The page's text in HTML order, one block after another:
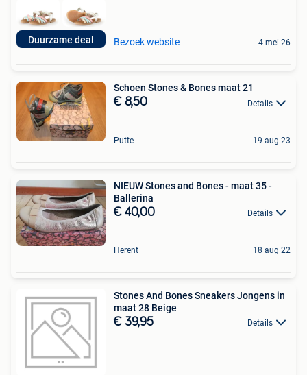
Duurzame deal Bezoek website 4 mei 26
Schoen Stones & Bones maat 21
€ 8,50 Details
Putte 19 aug 23
NIEUW Stones and Bones - maat 35 -
Ballerina
€ 40,00 Details
Herent 18 aug 22
Stones And Bones Sneakers Jongens in
maat 28 Beige
€ 39,95 Details